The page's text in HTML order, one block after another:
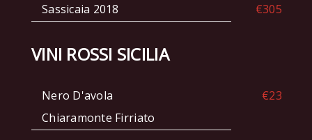
Sassicaia 2018
€305
VINI ROSSI SICILIA
Nero D'avola
Chiaramonte Firriato
€23